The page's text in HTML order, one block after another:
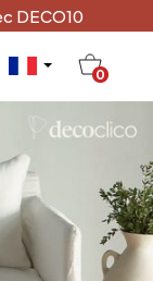
DECO10
0